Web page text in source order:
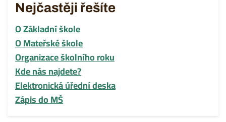
Nejčastěji řešíte
O Základní škole
O Mateřské škole
Organizace školního roku
Kde nás najdete?
Elektronická úřední deska
Zápis do MŠ